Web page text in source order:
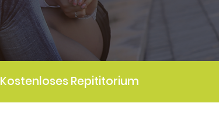
Kostenloses Repititorium